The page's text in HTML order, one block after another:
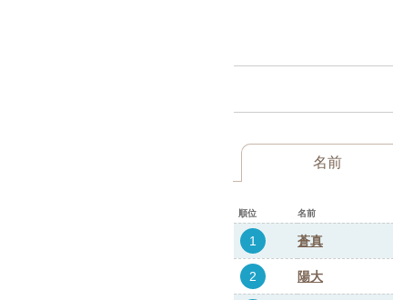
名前
順位 名前
1 蒼真
2 陽大